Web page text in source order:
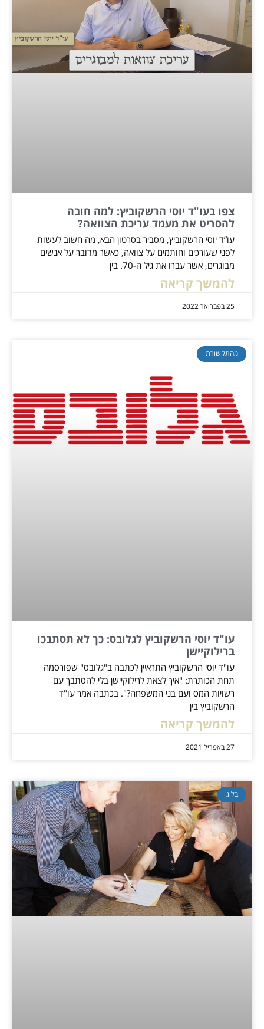
צפו בעו"ד יוסי הרשקוביץ: למה חובה
להסריט את מעמד עריכת הצוואה?
עו”ד יוסי הרשקוביץ, מסביר בסרטון הבא, מה חשוב לעשות
לפני שעורכים וחותמים על צוואה, כאשר מדובר על אנשים
מבוגרים, אשר עברו את גיל ה-70. בין
להמשך קריאה
25 בפברואר 2022
מהתקשורת
עו"ד יוסי הרשקוביץ לגלובס: כך לא תסתבכו
ברילוקיישן
עו"ד יוסי הרשקוביץ התראיין לכתבה ב"גלובס" שפורסמה
תחת הכותרת: "איך לצאת לרילוקיישן בלי להסתבך עם
רשויות המס ועם בני המשפחה?". בכתבה אמר עו"ד
הרשקוביץ בין
להמשך קריאה
27 באפריל 2021
בלוג